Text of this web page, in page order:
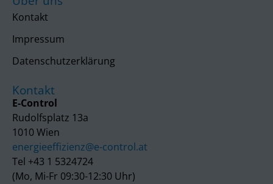
Kontakt
Impressum
Datenschutzerklärung
Kontakt
E-Control
Rudolfsplatz 13a
1010 Wien
energieeffizienz@e-control.at
Tel +43 1 5324724
(Mo, Mi-Fr 09:30-12:30 Uhr)